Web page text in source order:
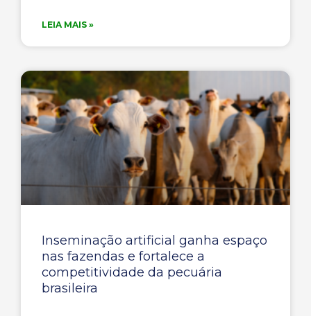
LEIA MAIS »
Inseminação artificial ganha espaço
nas fazendas e fortalece a
competitividade da pecuária
brasileira